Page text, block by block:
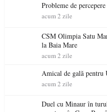
Probleme de
acum 2 zile
CSM Olimpia Satu Mare începe
la Baia Mare
acum 2 zile
Amical de gală pentru
acum 2 zile
Duel cu Minaur în